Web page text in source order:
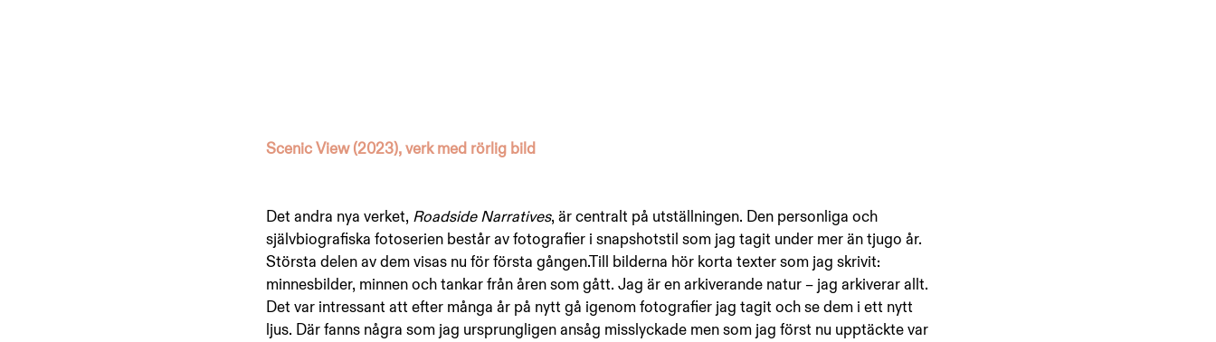
Scenic View (2023), verk med rörlig bild
Det andra nya verket, Roadside Narratives, är centralt på utställningen. Den personliga och
självbiografiska fotoserien består av fotografier i snapshotstil som jag tagit under mer än tjugo år.
Största delen av dem visas nu för första gången.Till bilderna hör korta texter som jag skrivit:
minnesbilder, minnen och tankar från åren som gått. Jag är en arkiverande natur – jag arkiverar allt.
Det var intressant att efter många år på nytt gå igenom fotografier jag tagit och se dem i ett nytt
ljus. Där fanns några som jag ursprungligen ansåg misslyckade men som jag först nu upptäckte var